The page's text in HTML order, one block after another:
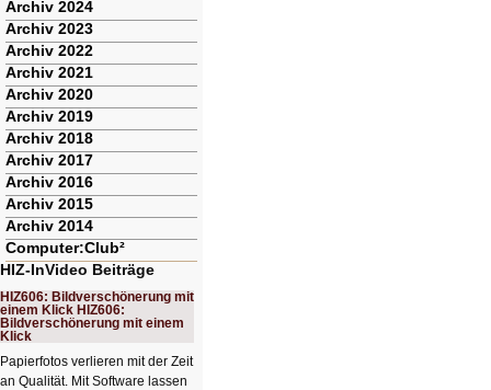
Archiv 2024
Archiv 2023
Archiv 2022
Archiv 2021
Archiv 2020
Archiv 2019
Archiv 2018
Archiv 2017
Archiv 2016
Archiv 2015
Archiv 2014
Computer:Club²
HIZ-InVideo Beiträge
HIZ606: Bildverschönerung mit
einem Klick HIZ606:
Bildverschönerung mit einem
Klick
Papierfotos verlieren mit der Zeit
an Qualität. Mit Software lassen